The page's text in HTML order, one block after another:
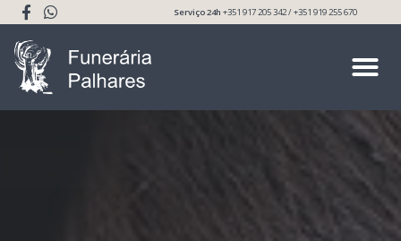
Serviço 24h+351 917 205 342 / +351 919 255 670